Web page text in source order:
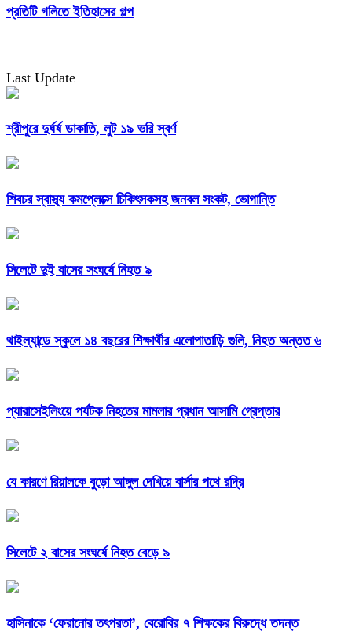
প্রতিটি গলিতে ইতিহাসের গল্প
Last Update
শ্রীপুরে দুর্ধর্ষ ডাকাতি, লুট ১৯ ভরি স্বর্ণ
শিবচর স্বাস্থ্য কমপ্লেক্সে চিকিৎসকসহ জনবল সংকট, ভোগান্তি
সিলেটে দুই বাসের সংঘর্ষে নিহত ৯
থাইল্যান্ডে স্কুলে ১৪ বছরের শিক্ষার্থীর এলোপাতাড়ি গুলি, নিহত অন্তত ৬
প্যারাসেইলিংয়ে পর্যটক নিহতের মামলার প্রধান আসামি গ্রেপ্তার
যে কারণে রিয়ালকে বুড়ো আঙ্গুল দেখিয়ে বার্সার পথে রদ্রি
সিলেটে ২ বাসের সংঘর্ষে নিহত বেড়ে ৯
হাসিনাকে ‘ফেরানোর তৎপরতা’, বেরোবির ৭ শিক্ষকের বিরুদ্ধে তদন্ত